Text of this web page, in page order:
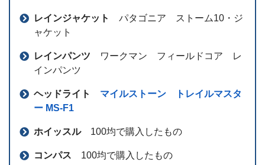
レインジャケット
パタゴニア ストーム10・ジ
ャケット
レインパンツ ワークマン フィールドコア レ
インパンツ
ヘッドライト
マイルストーン トレイルマスタ
ー MS-F1
ホイッスル100均で購入したもの
コンパス 100均で購入したもの